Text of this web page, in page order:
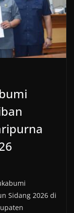
Sidang 2026 di